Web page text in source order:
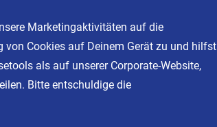
XING
Marketingaktivitäten auf die
Cookies auf Deinem Gerät zu und hilfst
als auf unserer Corporate-Website,
Bitte entschuldige die